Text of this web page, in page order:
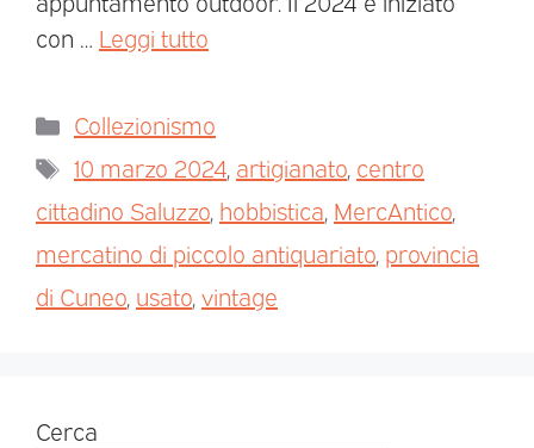
con … Leggi tutto
Collezionismo
10 marzo 2024, artigianato, centro
cittadino Saluzzo, hobbistica, MercAntico,
mercatino di piccolo antiquariato, provincia
di Cuneo, usato,vintage
Cerca